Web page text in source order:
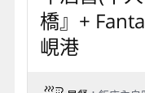
橋』+
峴港